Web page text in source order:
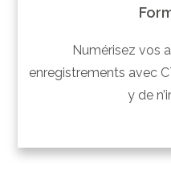
Numérisez vos
enregistrements avec
y de